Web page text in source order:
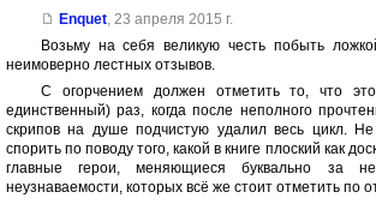
Enquet, 23 апреля 2015 г.
Возьму на себя великую честь побыть
неимоверно лестных отзывов.
С огорчением должен отметить то, что
единственный) раз, когда после неполного
скрипов на душе подчистую удалил весь цикл.
спорить по поводу того, какой в книге плоский как
главные герои, меняющиеся буквально за
неузнаваемости, которых всё же стоит отметить по